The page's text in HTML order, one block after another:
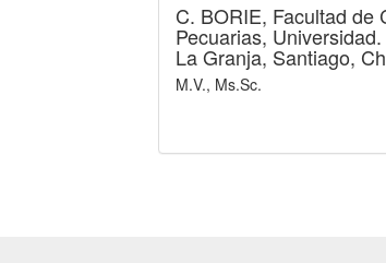
C. BORIE, Facultad de
Pecuarias,
La Granja, Santiago,
M.V., Ms.Sc.